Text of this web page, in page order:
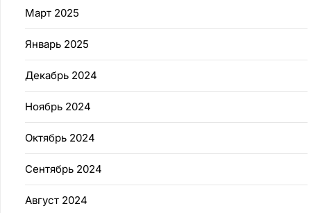
Март 2025
Январь 2025
Декабрь 2024
Ноябрь 2024
Октябрь 2024
Сентябрь 2024
Август 2024